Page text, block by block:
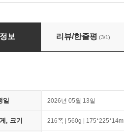
십계명 복음놀이 40
보 리뷰/한줄평 (3/1)
일 2026년 05월 13일
, 크기 216쪽 | 560g |